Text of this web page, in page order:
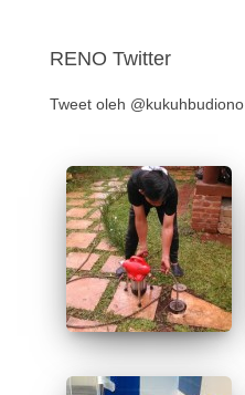
RENO Twitter
Tweet oleh @kukuhbudiono